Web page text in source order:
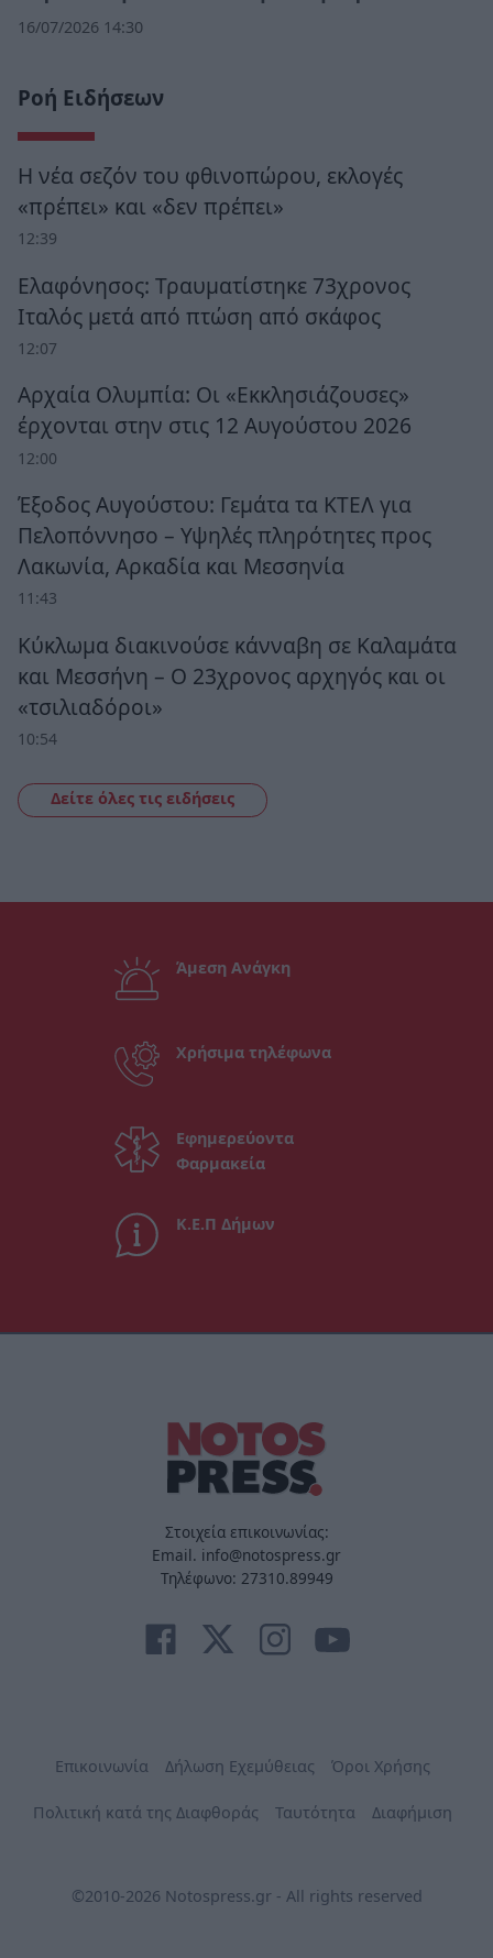
16/07/2026 14:30
Ροή Ειδήσεων
Η νέα σεζόν του φθινοπώρου, εκλογές
«πρέπει» και «δεν πρέπει»
12:39
Ελαφόνησος: Τραυματίστηκε 73χρονος
Ιταλός μετά από πτώση από σκάφος
12:07
Αρχαία Ολυμπία: Οι «Εκκλησιάζουσες»
έρχονται στην στις 12 Αυγούστου 2026
12:00
Έξοδος Αυγούστου: Γεμάτα τα ΚΤΕΛ για
Πελοπόννησο – Υψηλές πληρότητες προς
Λακωνία, Αρκαδία και Μεσσηνία
11:43
Κύκλωμα διακινούσε κάνναβη σε Καλαμάτα
και Μεσσήνη – Ο 23χρονος αρχηγός και οι
«τσιλιαδόροι»
10:54
Δείτε όλες τις ειδήσεις
Άμεση Ανάγκη
Χρήσιμα τηλέφωνα
Εφημερεύοντα
Φαρμακεία
Κ.Ε.Π Δήμων
Στοιχεία επικοινωνίας:
Email. info@notospress.gr
Τηλέφωνο: 27310.89949
Επικοινωνία Δήλωση Εχεμύθειας Όροι Χρήσης
Πολιτική κατά της Διαφθοράς Ταυτότητα Διαφήμιση
©2010-2026 Notospress.gr - All rights reserved